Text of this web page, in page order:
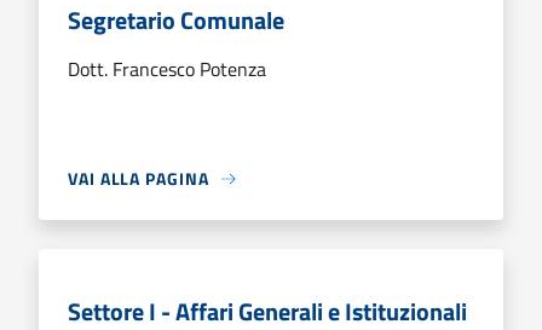
Segretario Comunale
Dott. Francesco Potenza
VAI ALLA PAGINA
Settore I - Affari Generali e Istituzionali